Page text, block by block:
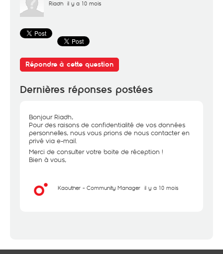
Riadh il y a 10 mois
Répondre à cette question
Dernières réponses postées
Bonjour Riadh,
Pour des raisons de confidentialité de vos données
personnelles, nous vous prions de nous contacter en
privé via e-mail.
Merci de consulter votre boite de réception !
Bien à vous,
Kaouther - Community Manager il y a 10 mois